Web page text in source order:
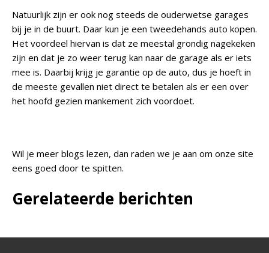
Natuurlijk zijn er ook nog steeds de ouderwetse garages
bij je in de buurt. Daar kun je een tweedehands auto kopen.
Het voordeel hiervan is dat ze meestal grondig nagekeken
zijn en dat je zo weer terug kan naar de garage als er iets
mee is. Daarbij krijg je garantie op de auto, dus je hoeft in
de meeste gevallen niet direct te betalen als er een over
het hoofd gezien mankement zich voordoet.
Wil je meer blogs lezen, dan raden we je aan om onze site
eens goed door te spitten.
Gerelateerde berichten